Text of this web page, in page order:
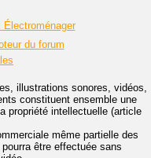
Électroménager
du forum
illustrations sonores, vidéos,
constituent ensemble une
propriété intellectuelle (article
même partielle des
être effectuée sans